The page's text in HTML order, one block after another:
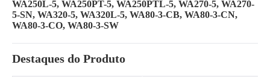
WA250L-5, WA250PT-5, WA250PTL-5, WA270-5, WA270-
5-SN, WA320-5, WA320L-5, WA80-3-CB, WA80-3-CN,
WA80-3-CO, WA80-3-SW
Destaques do Produto